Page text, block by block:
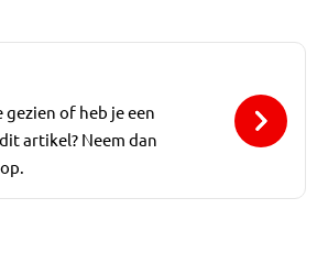
of heb je een
artikel? Neem dan